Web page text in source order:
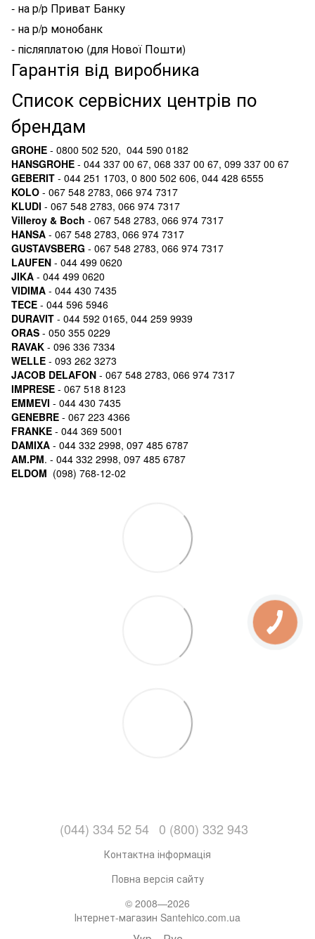
- на р/р Приват Банку
- на р/р монобанк
- післяплатою (для Нової Пошти)
Гарантія від виробника
Список сервісних центрів по
брендам
GROHE - 0800 502 520, 044 590 0182
HANSGROHE - 044 337 00 67, 068 337 00 67, 099 337 00 67
GEBERIT - 044 251 1703, 0 800 502 606, 044 428 6555
KOLO - 067 548 2783, 066 974 7317
KLUDI - 067 548 2783, 066 974 7317
Villeroy & Boch - 067 548 2783, 066 974 7317
HANSA - 067 548 2783, 066 974 7317
GUSTAVSBERG - 067 548 2783, 066 974 7317
LAUFEN - 044 499 0620
JIKA - 044 499 0620
VIDIMA - 044 430 7435
TECE - 044 596 5946
DURAVIT - 044 592 0165, 044 259 9939
ORAS - 050 355 0229
RAVAK - 096 336 7334
WELLE - 093 262 3273
JACOB DELAFON - 067 548 2783, 066 974 7317
IMPRESE - 067 518 8123
EMMEVI - 044 430 7435
GENEBRE - 067 223 4366
FRANKE - 044 369 5001
DAMIXA - 044 332 2998, 097 485 6787
AM.PM. - 044 332 2998, 097 485 6787
ELDOM (098) 768-12-02
(044) 334 52 54 0 (800) 332 943
Контактна інформація
Повна версія сайту
© 2008—2026
Інтернет-магазин Santehico.com.ua